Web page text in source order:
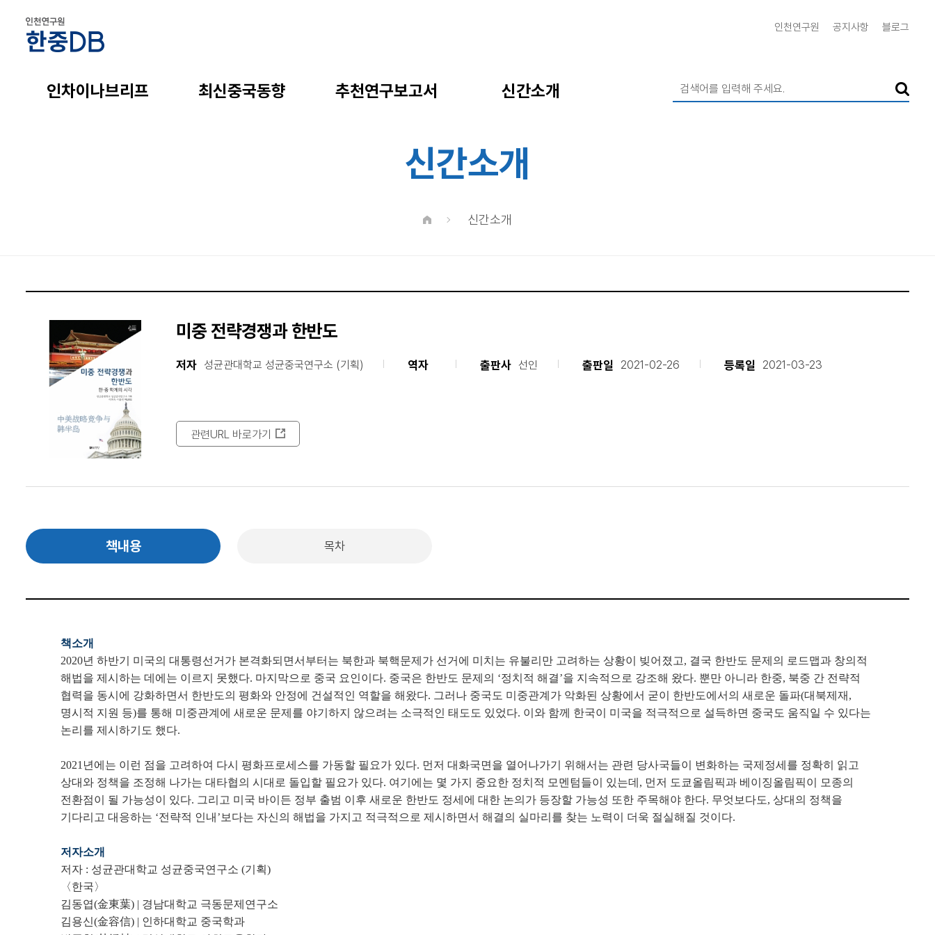
인천연구원 공지사항 블로그
인차이나브리프 최신중국동향 추천연구보고서 신간소개
신간소개
신간소개
미중 전략경쟁과 한반도
저자 성균관대학교 성균중국연구소 (기획) 역자 출판사 선인 출판일 2021-02-26 등록일 2021-03-23
관련URL 바로가기
책내용 목차
책소개
2020년 하반기 미국의 대통령선거가 본격화되면서부터는 북한과 북핵문제가 선거에 미치는 유불리만 고려하는 상황이 빚어졌고, 결국 한반도 문제의 로드맵과 창의적
해법을 제시하는 데에는 이르지 못했다. 마지막으로 중국 요인이다. 중국은 한반도 문제의 ‘정치적 해결’을 지속적으로 강조해 왔다. 뿐만 아니라 한중, 북중 간 전략적
협력을 동시에 강화하면서 한반도의 평화와 안정에 건설적인 역할을 해왔다. 그러나 중국도 미중관계가 악화된 상황에서 굳이 한반도에서의 새로운 돌파(대북제재,
명시적 지원 등)를 통해 미중관계에 새로운 문제를 야기하지 않으려는 소극적인 태도도 있었다. 이와 함께 한국이 미국을 적극적으로 설득하면 중국도 움직일 수 있다는
논리를 제시하기도 했다.
2021년에는 이런 점을 고려하여 다시 평화프로세스를 가동할 필요가 있다. 먼저 대화국면을 열어나가기 위해서는 관련 당사국들이 변화하는 국제정세를 정확히 읽고
상대와 정책을 조정해 나가는 대타협의 시대로 돌입할 필요가 있다. 여기에는 몇 가지 중요한 정치적 모멘텀들이 있는데, 먼저 도쿄올림픽과 베이징올림픽이 모종의
전환점이 될 가능성이 있다. 그리고 미국 바이든 정부 출범 이후 새로운 한반도 정세에 대한 논의가 등장할 가능성 또한 주목해야 한다. 무엇보다도, 상대의 정책을
기다리고 대응하는 ‘전략적 인내’보다는 자신의 해법을 가지고 적극적으로 제시하면서 해결의 실마리를 찾는 노력이 더욱 절실해질 것이다.
저자소개
저자 : 성균관대학교 성균중국연구소 (기획)
〈한국〉
김동엽(金東葉) | 경남대학교 극동문제연구소
김용신(金容信) | 인하대학교 중국학과